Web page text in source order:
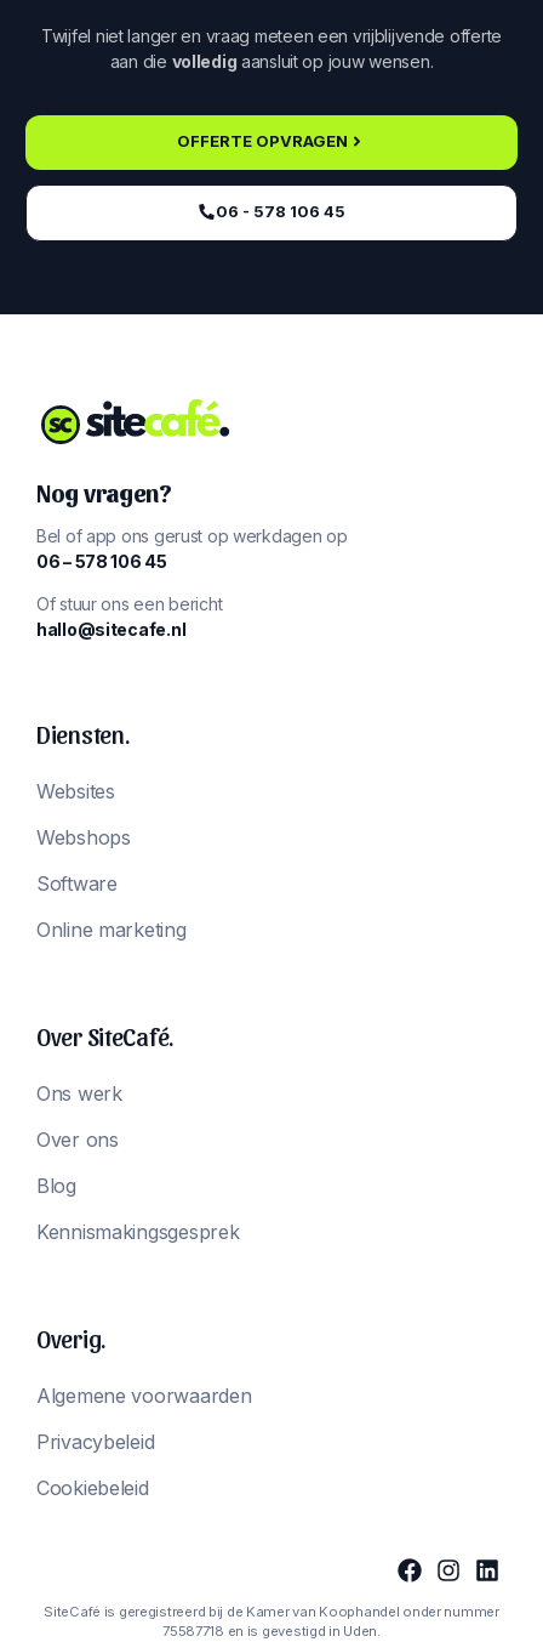
Twijfel niet langer en vraag meteen een vrijblijvende offerte
aan die volledig aansluit op jouw wensen.
OFFERTE OPVRAGEN
06 - 578 106 45‬
Nog vragen?
Bel of app ons gerust op werkdagen op
‪06 – 578 106 45‬
Of stuur ons een bericht
hallo@sitecafe.nl
Diensten.
Websites
Webshops
Software
Online marketing
Over SiteCafé.
Ons werk
Over ons
Blog
Kennismakingsgesprek
Overig.
Algemene voorwaarden
Privacybeleid
Cookiebeleid
SiteCafé is geregistreerd bij de Kamer van Koophandel onder nummer
75587718 en is gevestigd in Uden.